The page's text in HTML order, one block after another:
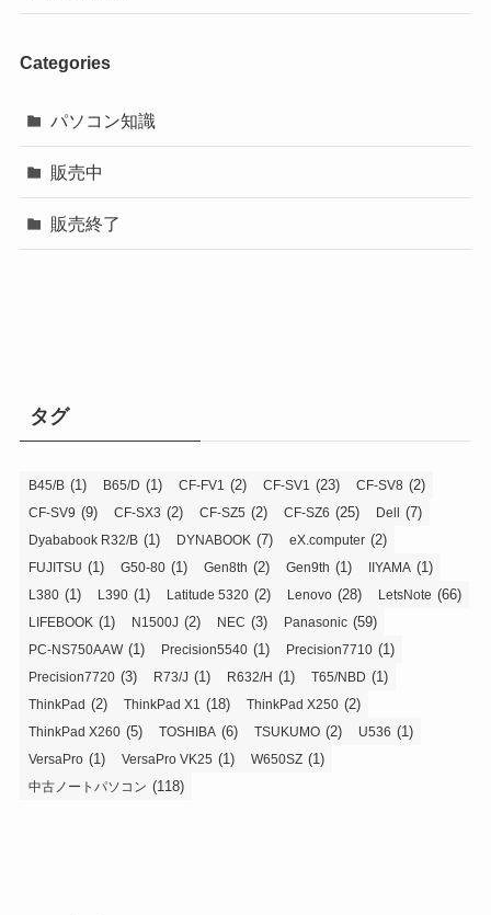
Categories
パソコン知識
販売中
販売終了
タグ
B45/B (1) B65/D (1) CF-FV1 (2) CF-SV1 (23) CF-SV8 (2)
CF-SV9 (9) CF-SX3 (2) CF-SZ5 (2) CF-SZ6 (25) Dell (7)
Dyababook R32/B (1) DYNABOOK (7) eX.computer (2)
FUJITSU (1) G50-80 (1) Gen8th (2) Gen9th (1) IIYAMA (1)
L380 (1) L390 (1) Latitude 5320 (2) Lenovo (28) LetsNote (66)
LIFEBOOK (1) N1500J (2) NEC (3) Panasonic (59)
PC-NS750AAW(1) Precision5540 (1) Precision7710 (1)
Precision7720 (3) R73/J (1) R632/H (1) T65/NBD (1)
ThinkPad (2) ThinkPad X1 (18) ThinkPad X250 (2)
ThinkPad X260 (5) TOSHIBA (6) TSUKUMO (2) U536 (1)
VersaPro (1) VersaPro VK25 (1) W650SZ (1)
中古ノートパソコン (118)